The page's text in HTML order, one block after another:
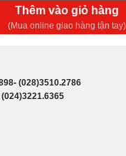
Thêm vào giỏ hàng
(Mua online giao hàng tận tay)
-(028)3510.2786
(024)3221.6365